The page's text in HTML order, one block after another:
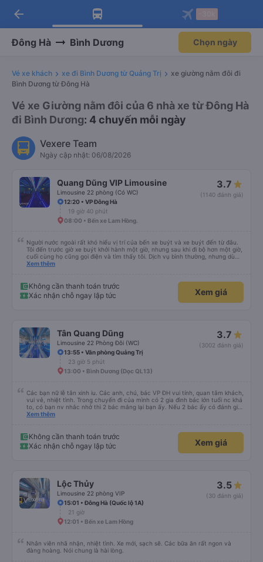
Tải app Vexere ngay!
Nhận ưu đãi thành viên độc
Mở app
Tải app Vexere
-30k/ghế khi đặt vé máy bay qua
Mở app
arrow_back
Đông Hà Bình Dương Chọn ngày
Vé xe khách xe đi Bình Dương từ Quảng Trị
xe giường nằm đôi đi
Bình Dương từ Đông Hà
Vé xe Giường nằm đôi của 6 nhà xe từ Đông Hà
đi Bình Dương: 4 chuyến mỗi ngày
Vexere Team
Ngày cập nhật: 06/08/2026
Quang Dũng VIP Limousine
Limousine 22 phòng (Có WC)
3.7
(1140 đánh giá)
12:20 • VP Đông Hà
19 giờ 40 phút
08:00 • Bến xe Lam Hồng.
Người nước ngoài rất khó hiểu vị trí của bến xe buýt và xe buýt đến từ đâu.
Tôi đến trước giờ xe buýt khởi hành một giờ, nhưng sau khi đi bộ hơn một giờ,
cuối cùng họ cũng gọi điện và tìm thấy tôi. Dịch vụ bình thường, nhưng dù
sao thì tôi ngủ ngon hơn ở khách sạn vì tôi rất thoải mái. Sẽ tuyệt hơn nếu
Xem thêm
Không cần thanh toán trước
Xác nhận chỗ ngay lập tức
Xem giá
Tân Quang Dũng
Limousine 22 Phòng Đôi (WC)
3.7
(3002 đánh giá)
13:55 • Văn phòng Quảng Trị
23 giờ 5 phút
13:00 • Bình Dương (Dọc QL13)
Các bạn nữ lễ tân xinh iu. Các anh, chú, bác VP ĐH vui tính, quan tâm khách,
vui vẻ, nhiệt tình. Trong chuyến đi của mình có 2 gia đình bác lớn tuổi nc khá
to, có bạn nv nhắc nhở thì 2 bác mắng lại bạn ấy. Nếu 2 bác ấy có đánh giá
xấu thì mình ngược lại nha. Bạn ấy nhắc nhở rất đúng. 2 bác nói rất to. To
bạn ấy nha. Nếu bạn ấy bị trừ thì bảo bạn ấy liên hệ sđt của mình, mình hỗ
trợ ạ. Số mình đuôi 666, chuyến ĐH-NT ngày 16/1. À các bạn nữ lễ tân xinh
iu còn đổi cho mình phòng đơn sang đôi xong còn note là (một mình) yêu
Xem thêm
Không cần thanh toán trước
Xác nhận chỗ ngay lập tức
Xem giá
Lộc Thủy
Limousine 22 phòng VIP
3.5
(30 đánh giá)
15:01 • Đông Hà (Quốc lộ 1A)
21 giờ
12:01 • Bến xe Lam Hồng
Nhân viên nhã nhặn, nhiệt tình. Xe mới, sạch sẽ. Các bữa ăn rất ngon và
đàng hoàng. Nói chung là hài lòng.